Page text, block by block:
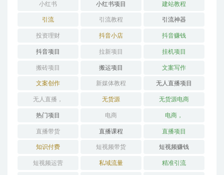
小红书 小红书项目 建站教程
引流 引流教程 引流神器
投资理财 抖音小店 抖音赚钱
抖音项目 拉新项目 挂机项目
搬砖项目 搬运项目 文案写作
文案创作 新媒体教程 无人直播项目
无人直播， 无货源 无货源电商
热门项目 电商 电商，
直播带货 直播课程 直播项目
知识付费 短视频带货 短视频赚钱
短视频运营 私域流量 精准引流